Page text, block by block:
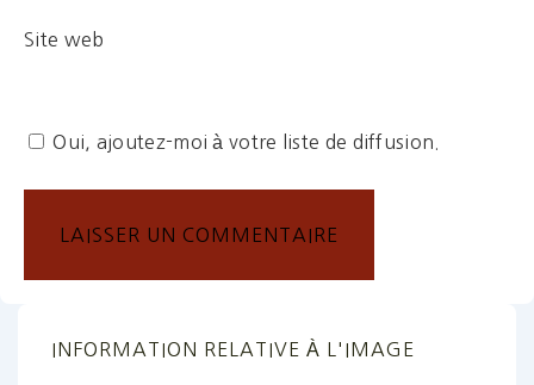
Site web
Oui, ajoutez-moi à votre liste de diffusion.
INFORMATION RELATIVE À L'IMAGE